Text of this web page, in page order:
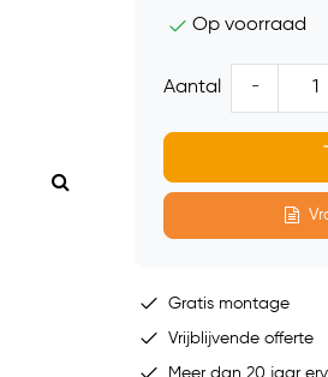
Op voorraad
Aantal -
Gratis montage
Vrijblijvende offerte
Meer dan 20 jaar